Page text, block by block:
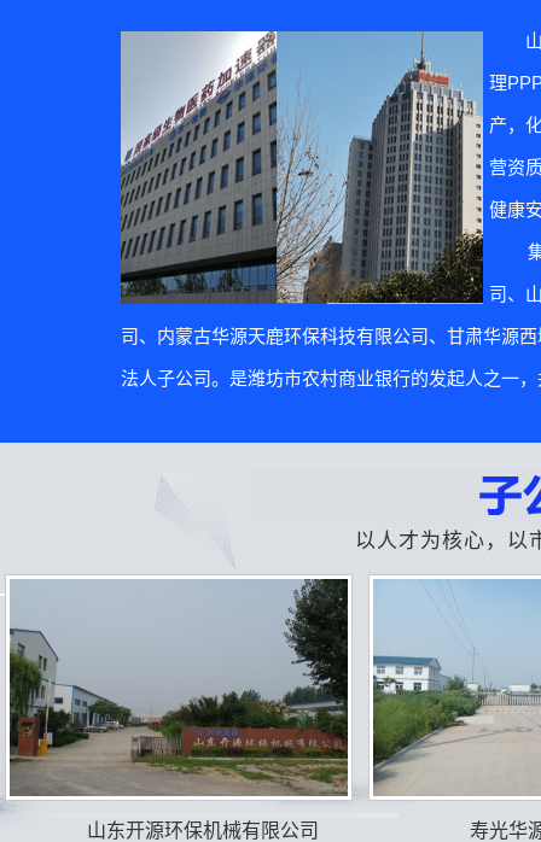
土壤修复
理
产，
营资
健康
集团
司、
司、内蒙古华源天鹿环保科技有限公司、甘肃华源
法人子公司。是潍坊市农村商业银行的发起人之一
以人才为核心，以
山东开源环保机械有限公司 寿光华